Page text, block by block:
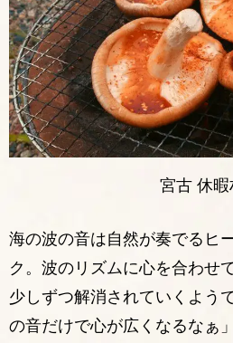
宮古 休暇
海の波の音は自然が奏でるヒ
ク。波のリズムに心を合わせ
少しずつ解消されていくよう
の音だけで心が広くなるなぁ